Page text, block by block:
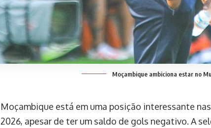
Moçambique ambiciona estar no
Moçambique está em uma posição interessante
2026, apesar de ter um saldo de gols negativo. A